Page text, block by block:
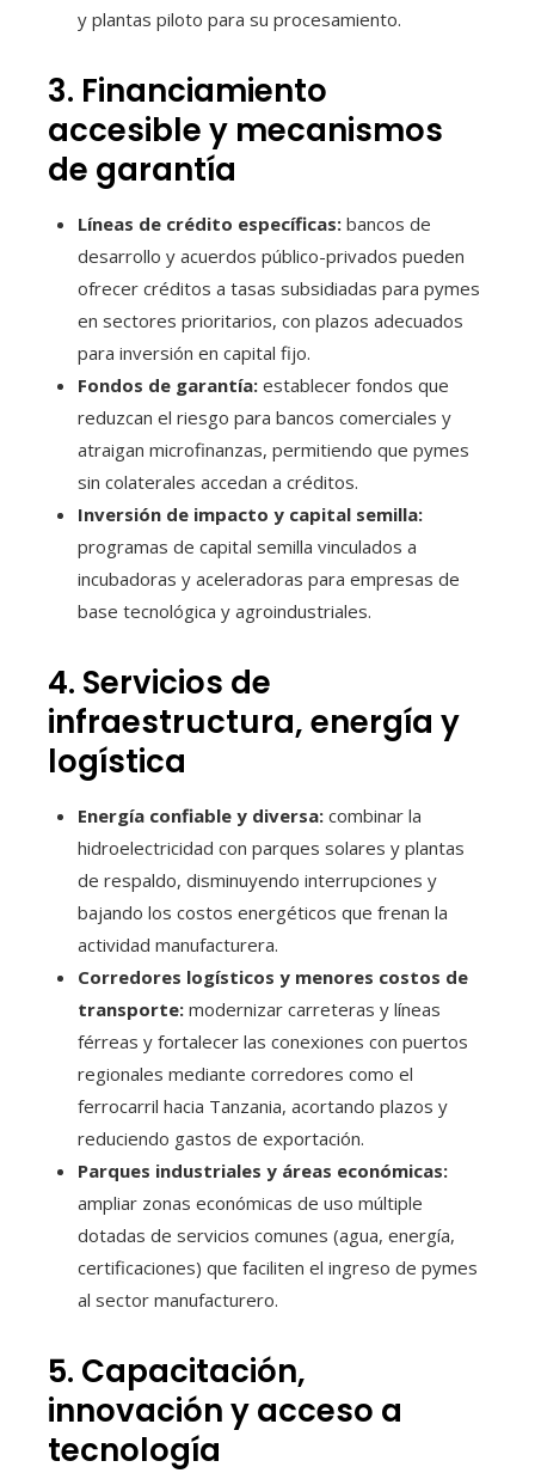
y plantas piloto para su procesamiento.
3. Financiamiento
accesible y mecanismos
de garantía
Líneas de crédito específicas: bancos de
desarrollo y acuerdos público-privados pueden
ofrecer créditos a tasas subsidiadas para pymes
en sectores prioritarios, con plazos adecuados
para inversión en capital fijo.
Fondos de garantía: establecer fondos que
reduzcan el riesgo para bancos comerciales y
atraigan microfinanzas, permitiendo que pymes
sin colaterales accedan a créditos.
Inversión de impacto y capital semilla:
programas de capital semilla vinculados a
incubadoras y aceleradoras para empresas de
base tecnológica y agroindustriales.
4. Servicios de
infraestructura, energía y
logística
Energía confiable y diversa: combinar la
hidroelectricidad con parques solares y plantas
de respaldo, disminuyendo interrupciones y
bajando los costos energéticos que frenan la
actividad manufacturera.
Corredores logísticos y menores costos de
transporte: modernizar carreteras y líneas
férreas y fortalecer las conexiones con puertos
regionales mediante corredores como el
ferrocarril hacia Tanzania, acortando plazos y
reduciendo gastos de exportación.
Parques industriales y áreas económicas:
ampliar zonas económicas de uso múltiple
dotadas de servicios comunes (agua, energía,
certificaciones) que faciliten el ingreso de pymes
al sector manufacturero.
5. Capacitación,
innovación y acceso a
tecnología